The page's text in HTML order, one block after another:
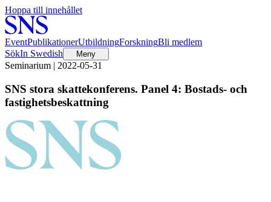
Hoppa till innehållet
EventPublikationerUtbildningForskningBli medlem
SökIn Swedish Meny
Seminarium | 2022-05-31
SNS stora skattekonferens. Panel 4: Bostads- och
fastighetsbeskattning